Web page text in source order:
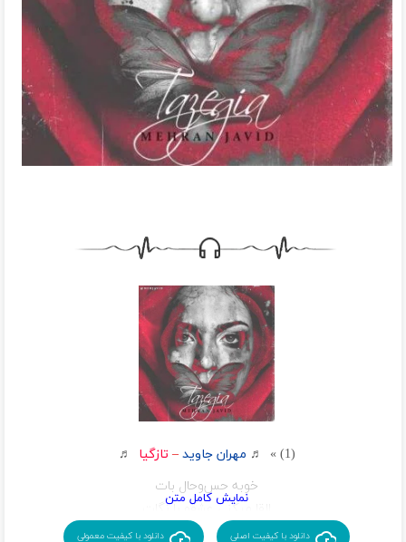
(1) » ♬ مهران جاوید – تازگیا
♬
خوبه حس‌و‌حال بات
القا میکنی عشقو با نگات
تا انتهای راهدانلود با کیفیت اصلی دانلود با کیفیت معمولی